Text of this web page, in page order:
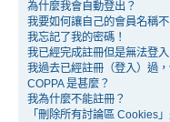
為什麼我會自動登出？
我要如何讓自己的會員名稱
我忘記了我的密碼！
我已經完成註冊但是無法登入
我過去已經註冊（登入）過
COPPA 是甚麼？
我為什麼不能註冊？
「刪除所有討論區 Cookies